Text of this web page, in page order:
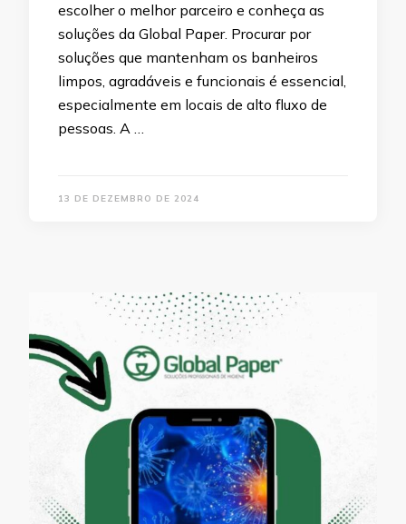
escolher o melhor parceiro e conheça as
soluções da Global Paper. Procurar por
soluções que mantenham os banheiros
limpos, agradáveis e funcionais é essencial,
especialmente em locais de alto fluxo de
pessoas. A …
13 DE DEZEMBRO DE 2024